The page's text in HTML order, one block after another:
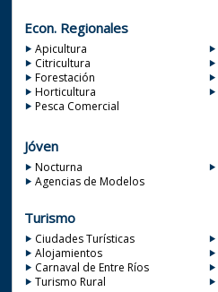
Econ. Regionales
Apicultura
Citricultura
Forestación
Horticultura
Pesca Comercial
Jóven
Nocturna
Agencias de Modelos
Turismo
Ciudades Turísticas
Alojamientos
Carnaval de Entre Ríos
Turismo Rural